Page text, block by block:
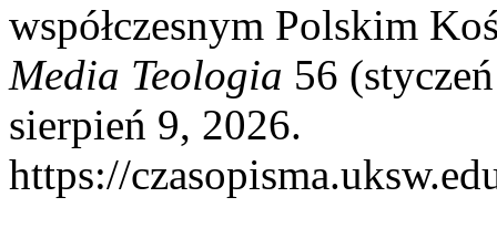
współczesnym Polskim
Media Teologia 56
sierpień 9, 2026.
https://